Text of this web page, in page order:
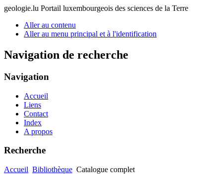
geologie.lu Portail luxembourgeois des sciences de la Terre
Aller au contenu
Aller au menu principal et à l'identification
Navigation de recherche
Navigation
Accueil
Liens
Contact
Index
A propos
Recherche
Accueil Bibliothèque Catalogue complet